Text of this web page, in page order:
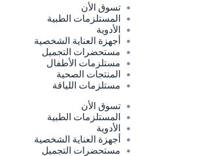
تسوق الأن
المستلزمات الطبية
الأدوية
أجهزة العناية الشخصية
مستحضرات التجميل
مستلزمات الأطفال
المنتجات الصحية
مستلزمات اللياقة
تسوق الأن
المستلزمات الطبية
الأدوية
أجهزة العناية الشخصية
مستحضرات التجميل